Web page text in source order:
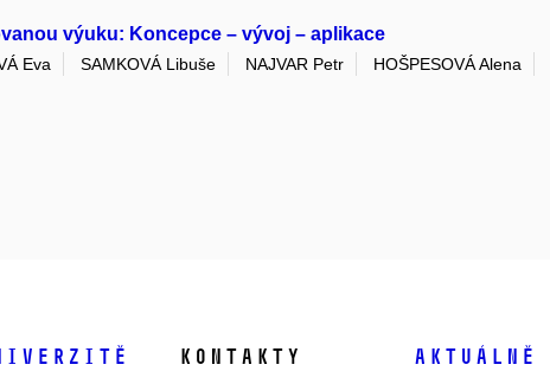
výuku: Koncepce – vývoj – aplikace
Eva SAMKOVÁ Libuše NAJVAR Petr HOŠPESOVÁ Alena
Kontakty Aktuálně